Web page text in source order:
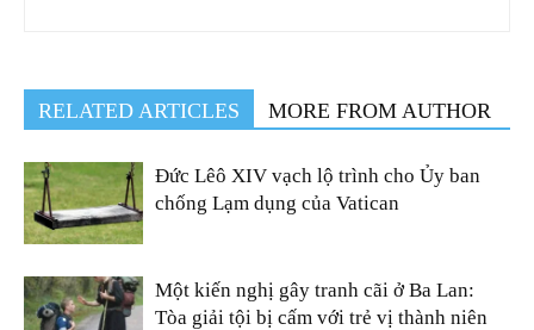
RELATED ARTICLES MORE FROM AUTHOR
Đức Lêô XIV vạch lộ trình cho Ủy ban
chống Lạm dụng của Vatican
Một kiến nghị gây tranh cãi ở Ba Lan:
Tòa giải tội bị cấm với trẻ vị thành niên